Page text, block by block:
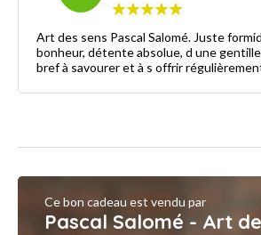
Art des sens Pascal Salomé. Juste
bonheur, détente absolue, d une
bref à savourer et à s offrir
Ce bon cadeau est vendu par
Pascal Salomé - Art